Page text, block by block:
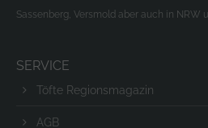
Sassenberg, Versmold aber auch in NRW
SERVICE
Töfte Regionsmagazin
AGB